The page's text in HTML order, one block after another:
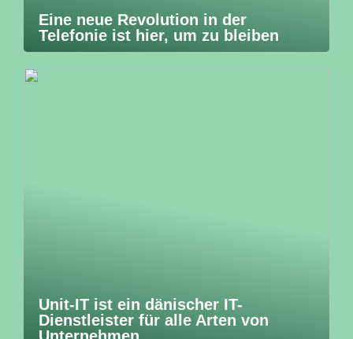
Eine neue Revolution in der
Telefonie ist hier, um zu bleiben
Unit-IT ist ein dänischer IT-
Dienstleister für alle Arten von
Unternehmen